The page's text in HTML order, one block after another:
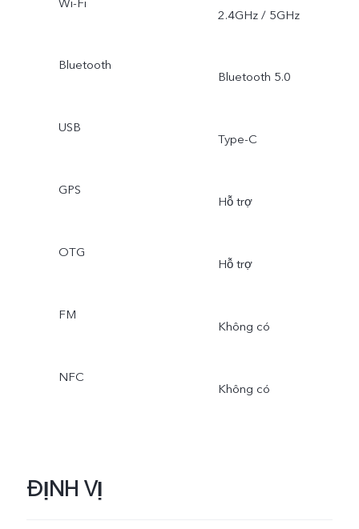
2.4GHz / 5GHz
Bluetooth
Bluetooth 5.0
USB
Type-C
GPS
Hỗ trợ
OTG
Hỗ trợ
FM
Không có
NFC
Không có
ĐỊNH VỊ